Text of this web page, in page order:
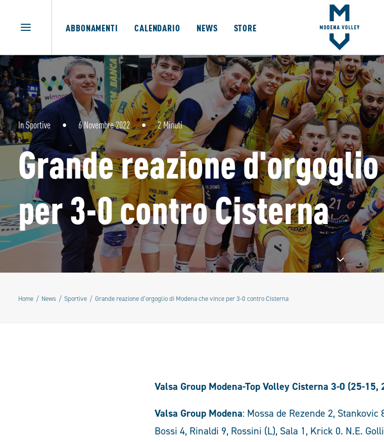
ABBONAMENTI CALENDARIO NEWS STORE
InSportive • 6 Novembre 2022 • 2 Minuti
Grande reazione
per 3-0 contro Cisterna
Home News Sportive Grande reazione d’orgoglio di Modena che vince per 3-0 contro Cisterna
Valsa Group Modena-Top Volley Cisterna 3-0 (25-15,
Valsa Group Modena: Mossa de Rezende 2,
Bossi 4, Rinaldi 9, Rossini (L), Sala 1, Krick 0. N.E.